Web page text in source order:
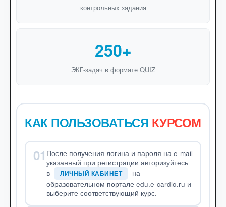
контрольных задания
250+
ЭКГ-задач в формате QUIZ
КАК ПОЛЬЗОВАТЬСЯ КУРСОМ
01 После получения логина и пароля на e-mail
указанный при регистрации авторизуйтесь
в
ЛИЧНЫЙ КАБИНЕТ
на
образовательном портале edu.e-cardio.ru и
выберите соответствующий курс.